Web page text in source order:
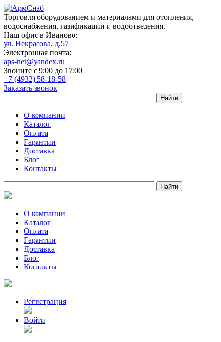
Торговля оборудованием и материалами для отопления,
водоснабжения, газификации и водоотведения.
Наш офис в Иваново:
ул. Некрасова, д.57
Электронная почта:
aps-net@yandex.ru
Звоните с 9:00 до 17:00
+7 (4932) 58-18-58
Заказать звонок
О компании
Каталог
Оплата
Гарантии
Доставка
Блог
Контакты
О компании
Каталог
Оплата
Гарантии
Доставка
Блог
Контакты
Регистрация
Войти